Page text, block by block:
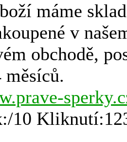
máme
v
obchodě,
měsíců.
10